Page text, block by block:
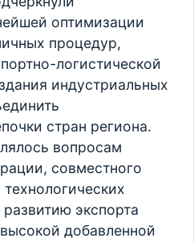
оптимизации
процедур,
логистической
индустриальных
стран региона.
вопросам
совместного
экспорта
добавленной